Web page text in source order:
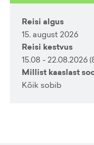
Reisi algus
15. august 2026
Reisi kestvus
15.08 - 22.08.2026
Millist kaaslast
Kõik sobib